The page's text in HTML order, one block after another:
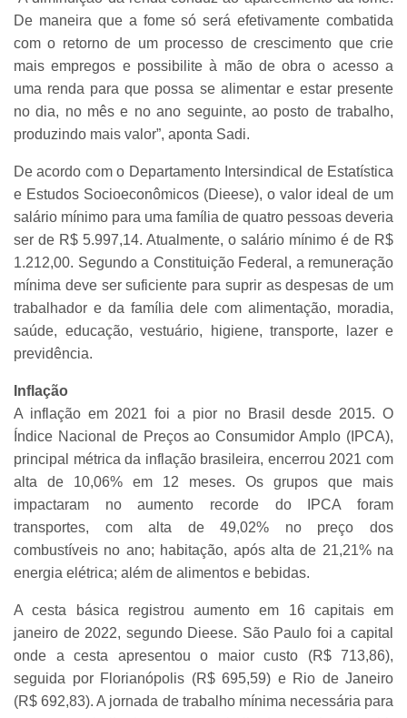
De maneira que a fome só será efetivamente combatida
com o retorno de um processo de crescimento que crie
mais empregos e possibilite à mão de obra o acesso a
uma renda para que possa se alimentar e estar presente
no dia, no mês e no ano seguinte, ao posto de trabalho,
produzindo mais valor”, aponta Sadi.
De acordo com o Departamento Intersindical de Estatística
e Estudos Socioeconômicos (Dieese), o valor ideal de um
salário mínimo para uma família de quatro pessoas deveria
ser de R$ 5.997,14. Atualmente, o salário mínimo é de R$
1.212,00. Segundo a Constituição Federal, a remuneração
mínima deve ser suficiente para suprir as despesas de um
trabalhador e da família dele com alimentação, moradia,
saúde, educação, vestuário, higiene, transporte, lazer e
previdência.
Inflação
A inflação em 2021 foi a pior no Brasil desde 2015. O
Índice Nacional de Preços ao Consumidor Amplo (IPCA),
principal métrica da inflação brasileira, encerrou 2021 com
alta de 10,06% em 12 meses. Os grupos que mais
impactaram no aumento recorde do IPCA foram
transportes, com alta de 49,02% no preço dos
combustíveis no ano; habitação, após alta de 21,21% na
energia elétrica; além de alimentos e bebidas.
A cesta básica registrou aumento em 16 capitais em
janeiro de 2022, segundo Dieese. São Paulo foi a capital
onde a cesta apresentou o maior custo (R$ 713,86),
seguida por Florianópolis (R$ 695,59) e Rio de Janeiro
(R$ 692,83). A jornada de trabalho mínima necessária para